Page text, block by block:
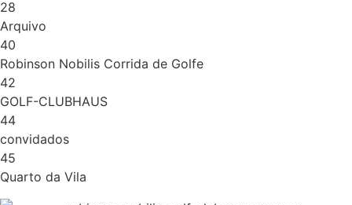
28
Arquivo
40
Robinson Nobilis Corrida de Golfe
42
GOLF-CLUBHAUS
44
convidados
45
Quarto da Vila